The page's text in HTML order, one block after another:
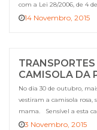
com a Lei 28/2006, de 4
14 Novembro, 2015
CAMISOLA DA
MAMA
No dia 30 de outubro,
vestiram a camisola rosa,
mama. Sensível a esta
Liga Portuguesa Contra
3 Novembro, 2015